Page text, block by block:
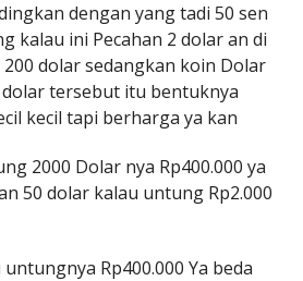
dengan yang tadi 50 sen
kalau ini Pecahan 2 dolar an di
dolar sedangkan koin Dolar
dolar tersebut itu bentuknya
kecil tapi berharga ya kan
2000 Dolar nya Rp400.000 ya
50 dolar kalau untung Rp2.000
untungnya Rp400.000 Ya beda